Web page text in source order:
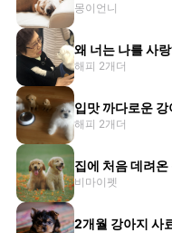
몽이언니
왜 너는 나를 사
해피 2개더
입맛 까다로운
해피 2개더
집에 처음 데려
비마이펫
2개월 강아지 사